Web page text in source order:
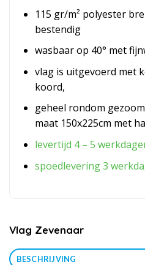
115 gr/m² polyester
bestendig
wasbaar op 40° met
vlag is uitgevoerd met
koord,
geheel rondom
maat 150x225cm met
levertijd 4 – 5
spoedlevering 3
Vlag Zevenaar
BESCHRIJVING